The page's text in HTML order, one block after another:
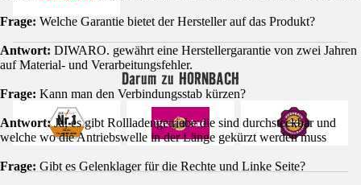
Frage: Welche Garantie bietet der Hersteller auf das Produkt?
Antwort: DIWARO. gewährt eine Herstellergarantie von zwei Jahren
auf Material- und Verarbeitungsfehler.
Frage: Kann man den Verbindungsstab kürzen?
Antwort:Ja, es gibt Rollladengetriebe die sind durchsteckbar und
welche wo die Antriebswelle in der Länge gekürzt werden muss
Frage: Gibt es Gelenklager für die Rechte und Linke Seite?
Darum zu HORNBACH